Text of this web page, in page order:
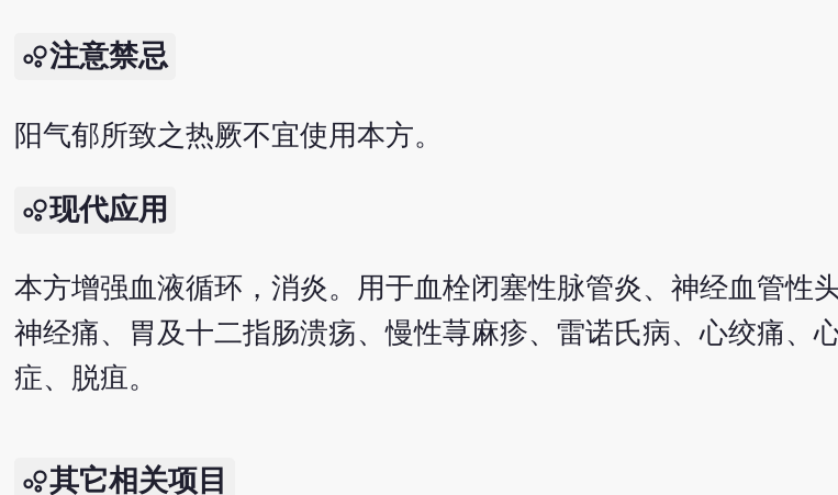
注意禁忌
阳气郁所致之热厥不宜使用本方。
现代应用
本方增强血液循环，消炎。用于血栓闭塞性脉管炎、神经血管性
神经痛、胃及十二指肠溃疡、慢性荨麻疹、雷诺氏病、心绞痛、
症、脱疽。
其它相关项目